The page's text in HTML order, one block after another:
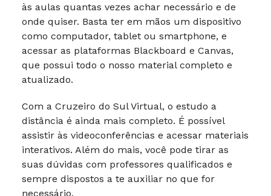
às aulas quantas vezes achar necessário e de
onde quiser. Basta ter em mãos um dispositivo
como computador, tablet ou smartphone, e
acessar as plataformas Blackboard e Canvas,
que possui todo o nosso material completo e
atualizado.
Com a Cruzeiro do Sul Virtual, o estudo a
distância é ainda mais completo. É possível
assistir às videoconferências e acessar materiais
interativos. Além do mais, você pode tirar as
suas dúvidas com professores qualificados e
sempre dispostos a te auxiliar no que for
necessário.